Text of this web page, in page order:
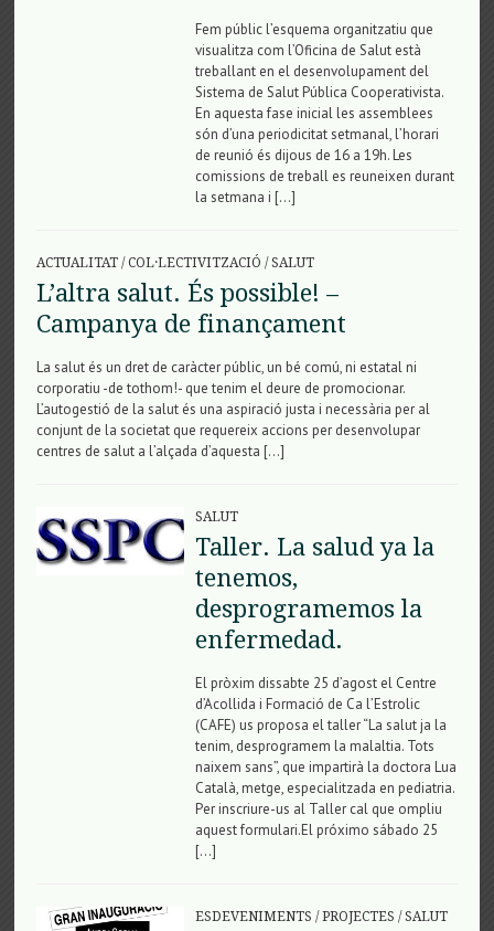
Fem públic l’esquema organitzatiu que
visualitza com l’Oficina de Salut està
treballant en el desenvolupament del
Sistema de Salut Pública Cooperativista.
En aquesta fase inicial les assemblees
són d’una periodicitat setmanal, l’horari
de reunió és dijous de 16 a 19h. Les
comissions de treball es reuneixen durant
la setmana i […]
ACTUALITAT /COL·LECTIVITZACIÓ /SALUT
L’altra salut. És possible! –
Campanya de finançament
La salut és un dret de caràcter públic, un bé comú, ni estatal ni
corporatiu -de tothom!- que tenim el deure de promocionar.
L’autogestió de la salut és una aspiració justa i necessària per al
conjunt de la societat que requereix accions per desenvolupar
centres de salut a l’alçada d’aquesta […]
SALUT
Taller. La salud ya la
tenemos,
desprogramemos la
enfermedad.
El pròxim dissabte 25 d’agost el Centre
d’Acollida i Formació de Ca l’Estrolic
(CAFE) us proposa el taller “La salut ja la
tenim, desprogramem la malaltia. Tots
naixem sans”, que impartirà la doctora Lua
Català, metge, especialitzada en pediatria.
Per inscriure-us al Taller cal que ompliu
aquest formulari.El próximo sábado 25
[…]
ESDEVENIMENTS /PROJECTES /SALUT